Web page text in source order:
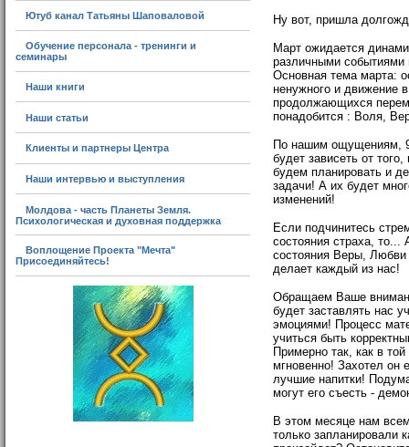
Ютуб канал Татьяны Шаповаловой
Обучение персонала - тренинги и
семинары
Наши книги
Наши статьи
Клиенты и партнеры Центра
Наши интервью и выступления
Молдова - часть Планеты Земля.
Психологическая и духовная поддержка
Воплощение Проекта "Мечта"
Присоединяйтесь!
Ну вот, пришла
Март ожидается
различными
Основная тема марта:
ненужного и движение
продолжающихся
понадобится : Воля,
По нашим ощущениям,
будет зависеть от
будем планировать и
задачи! А их будет
изменений!
Если подчинитесь
состояния страха, то...
состояния Веры,
делает каждый из нас!
Обращаем Ваше
будет заставлять нас
эмоциями! Процесс
учиться быть
Примерно так, как в
мгновенно! Захотел он
лучшие напитки!
могут его съесть -
В этом месяце нам
только запланировали